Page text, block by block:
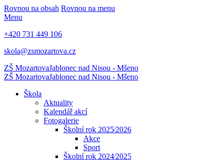
Rovnou na obsah Rovnou na menu
Menu
+420 731 449 106
skola@zsmozartova.cz
ZŠ MozartovaJablonec nad Nisou - Mšeno
ZŠ MozartovaJablonec nad Nisou - Mšeno
Škola
Aktuality
Kalendář akcí
Fotogalerie
Školní rok 2025⁄2026
Akce
Sport
Školní rok 2024⁄2025